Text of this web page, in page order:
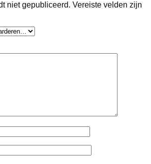
niet gepubliceerd. Vereiste velden zijn